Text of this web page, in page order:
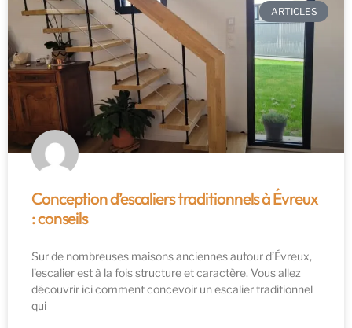
ARTICLES
Conception d’escaliers traditionnels à Évreux
: conseils
Sur de nombreuses maisons anciennes autour d’Évreux,
l’escalier est à la fois structure et caractère. Vous allez
découvrir ici comment concevoir un escalier traditionnel
qui